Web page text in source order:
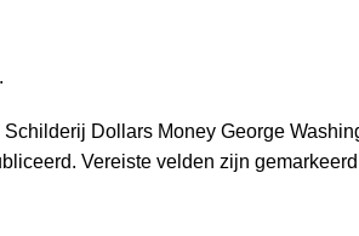
Dollars Money George
Vereiste velden zijn